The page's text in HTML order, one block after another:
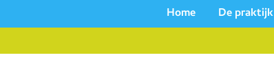
Home De praktijk